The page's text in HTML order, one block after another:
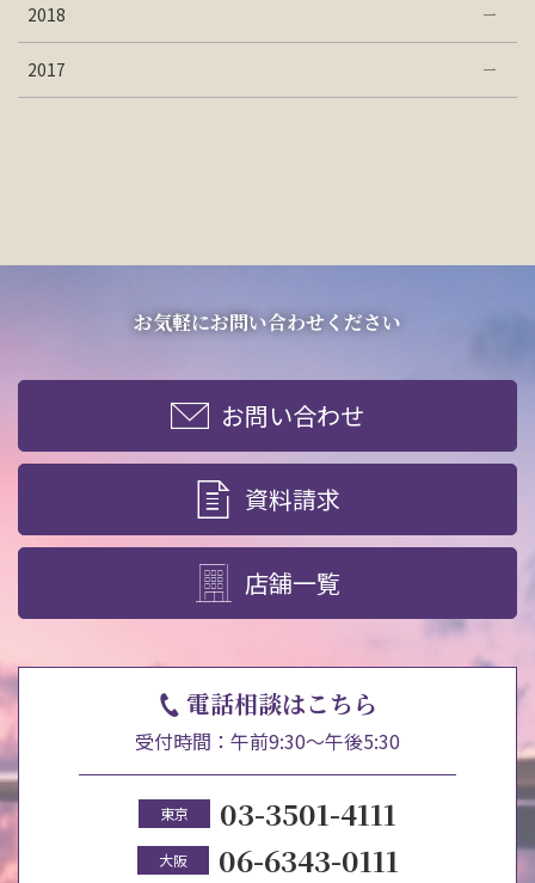
2018
2017
お気軽にお問い合わせください
お問い合わせ
資料請求
店舗一覧
電話相談はこちら
受付時間：午前9:30～午後5:30
東京 03-3501-4111
大阪 06-6343-0111